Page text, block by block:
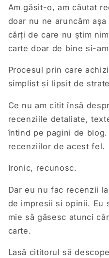
Am găsit-o, am căutat
doar nu ne aruncăm
cărți de care nu știm
carte doar de bine și-
Procesul prin care
simplist și lipsit de
Ce nu am citit însă
recenziile detaliate,
întind pe pagini de
recenziilor de acest fel.
Ironic, recunosc.
Dar eu nu fac recenzii
de impresii și opinii. Eu
mie să găsesc atunci
carte.
Lasă cititorul să